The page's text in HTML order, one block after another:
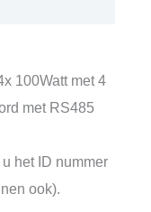
100Watt met 4
met RS485
het ID nummer
ook).